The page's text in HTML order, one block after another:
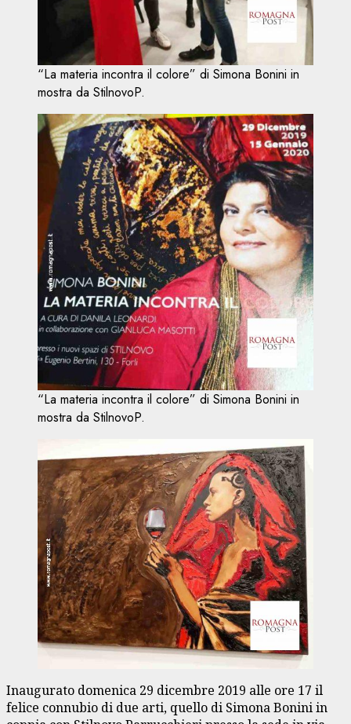
“La materia incontra il colore” di Simona Bonini in
mostra da StilnovoP.
“La materia incontra il colore” di Simona Bonini in
mostra da StilnovoP.
Inaugurato domenica 29 dicembre 2019 alle ore 17 il
felice connubio di due arti, quello di Simona Bonini in